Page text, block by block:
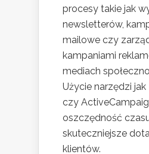
procesy takie jak
newsletterów,
mailowe czy
kampaniami
mediach
Użycie narzędzi
czy
oszczędność
skuteczniejsze
klientów.